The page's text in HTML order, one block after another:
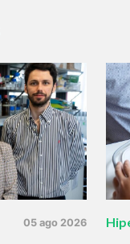
05 ago 2026